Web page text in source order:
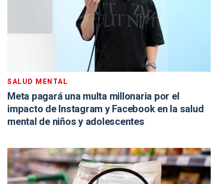
SALUD MENTAL
Meta pagará una multa millonaria por el
impacto de Instagram y Facebook en la salud
mental de niños y adolescentes